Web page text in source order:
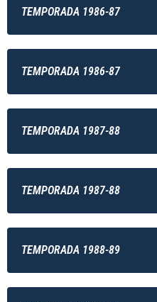
TEMPORADA 1986-87
TEMPORADA 1986-87
TEMPORADA 1987-88
TEMPORADA 1987-88
TEMPORADA 1988-89